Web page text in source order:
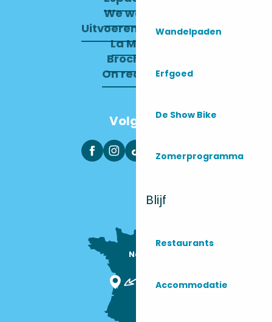
Wandelpaden
Erfgoed
De Show Bike
Zomerprogramma
Blijf
Restaurants
Accommodatie
We werven
Uitvoerend Comité
La Mairie
Brochures
On recrute !
Volg ons
Nous sommes